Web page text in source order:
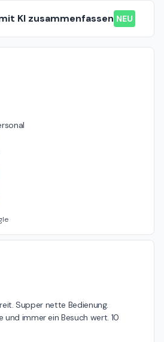
KI zusammenfassen NEU
Supper nette Bedienung.
und immer ein Besuch wert. 10